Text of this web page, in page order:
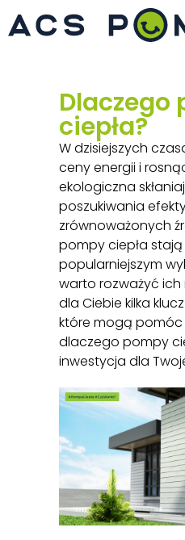
Dlaczego
ciepła?
W dzisiejszych
ceny energii i
ekologiczna
poszukiwania
zrównoważonych
pompy ciepła
popularniejszym
warto rozważyć ich
dla Ciebie kilka
które mogą pomóc
dlaczego pompy
inwestycja dla